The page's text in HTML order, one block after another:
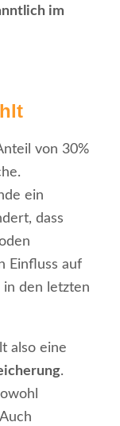
im
von 30%
ein
dass
Einfluss auf
den letzten
also eine
.